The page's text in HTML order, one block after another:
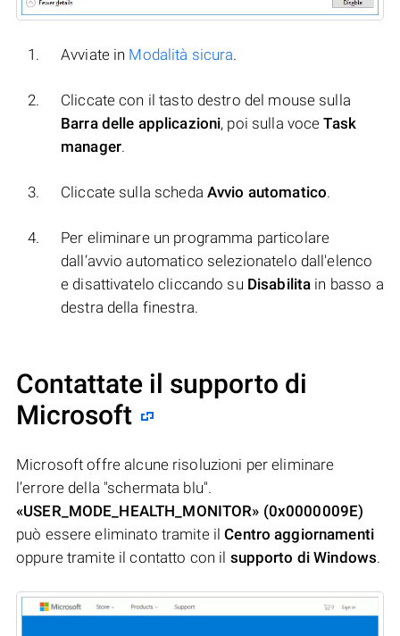
Avviate in Modalità sicura.
Cliccate con il tasto destro del mouse sulla
Barra delle applicazioni, poi sulla voceTask
manager.
Cliccate sulla scheda Avvio automatico.
Per eliminare un programma particolare
dall’avvio automatico selezionatelo dall'elenco
e disattivatelo cliccando su Disabilita in basso a
destra della finestra.
Contattate il supporto di
Microsoft
Microsoft offre alcune risoluzioni per eliminare
l’errore della "schermata blu".
«USER_MODE_HEALTH_MONITOR» (0x0000009E)
può essere eliminato tramite ilCentro aggiornamenti
oppure tramite il contatto con il supporto di Windows.